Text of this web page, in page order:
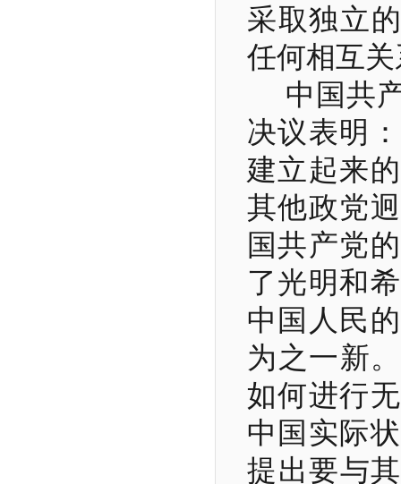
采取独立
任何相互关
中国共
决议表明
建立起来
其他政党
国共产党
了光明和
中国人民
为之一新
如何进行
中国实际
提出要与